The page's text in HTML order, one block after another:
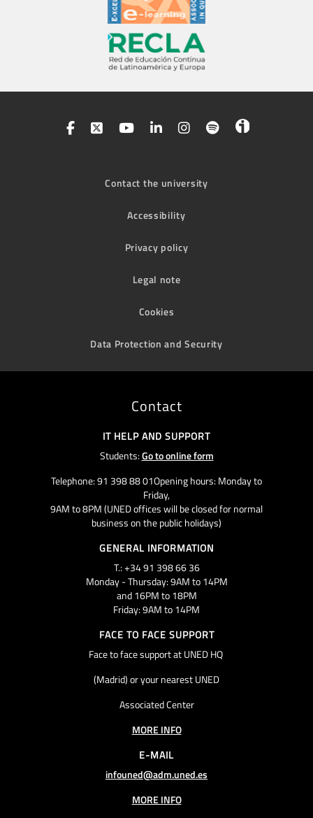
Contact the university
Accessibility
Privacy policy
Legal note
Cookies
Data Protection and Security
Contact
IT HELP AND SUPPORT
Students:Go to online form
Telephone: 91 398 88 01Opening hours: Monday to
Friday,
9AM to 8PM (UNED offices will be closed for normal
business on the public holidays)
GENERAL INFORMATION
T.: +34 91 398 66 36
Monday - Thursday: 9AM to 14PM
and 16PM to 18PM
Friday: 9AM to 14PM
FACE TO FACE SUPPORT
Face to face support at UNED HQ
(Madrid) or your nearest UNED
Associated Center
MORE INFO
E-MAIL
infouned@adm.uned.es
MORE INFO